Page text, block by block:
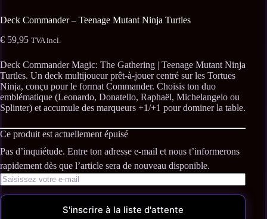
Deck Commander – Teenage Mutant Ninja Turtles
€ 59,95 TVA incl.
Deck Commander Magic: The Gathering | Teenage Mutant Ninja
Turtles. Un deck multijoueur prêt-à-jouer centré sur les Tortues
Ninja, conçu pour le format Commander. Choisis ton duo
emblématique (Leonardo, Donatello, Raphaël, Michelangelo ou
Splinter) et accumule des marqueurs +1/+1 pour dominer la table.
Ce produit est actuellement épuisé
S'inscrire à la liste d'attente